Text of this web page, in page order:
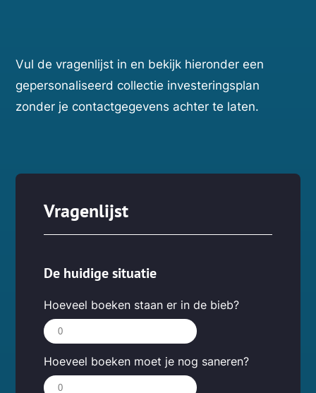
Vul de vragenlijst in en bekijk hieronder een
gepersonaliseerd collectie investeringsplan
zonder je contactgegevens achter te laten.
Vragenlijst
De huidige situatie
Hoeveel boeken staan er in de bieb?
Hoeveel boeken moet je nog saneren?